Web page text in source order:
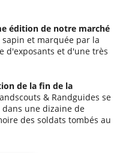
édition de notre marché
et marquée par la
d'exposants et d'une très
de la fin de la
& Randguides se
une dizaine de
des soldats tombés au